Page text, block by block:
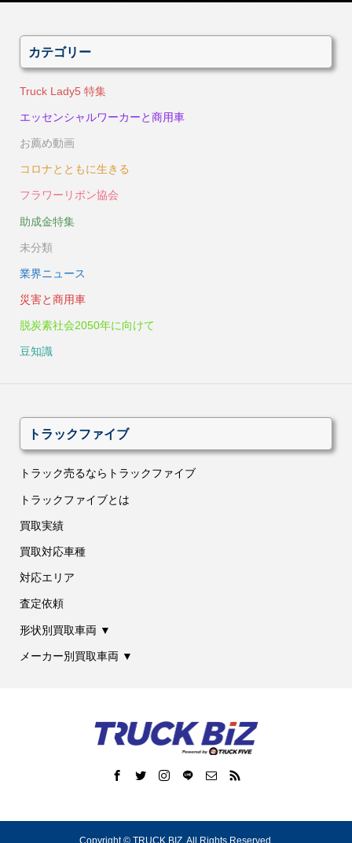
カテゴリー
Truck Lady5 特集
エッセンシャルワーカーと商用車
お薦め動画
コロナとともに生きる
フラワーリボン協会
助成金特集
未分類
業界ニュース
災害と商用車
脱炭素社会2050年に向けて
豆知識
トラックファイブ
トラック売るならトラックファイブ
トラックファイブとは
買取実績
買取対応車種
対応エリア
査定依頼
形状別買取車両 ▼
メーカー別買取車両 ▼
Copyright ©TRUCK BIZ. All Rights Reserved.